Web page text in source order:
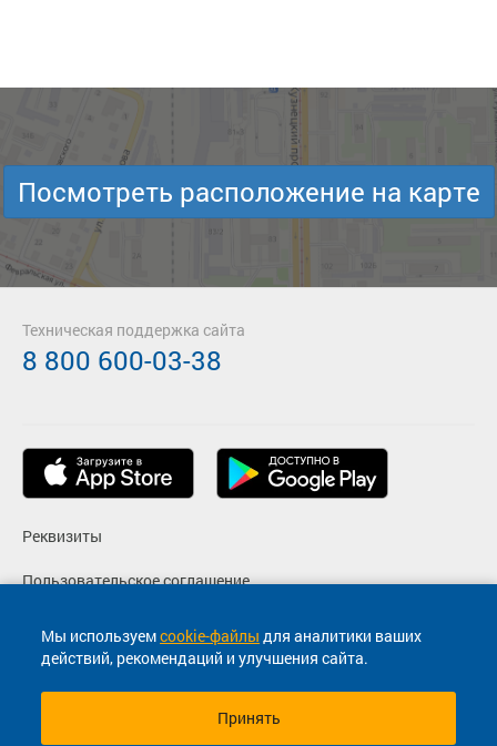
Мы используемcookie-файлы для аналитики ваших
действий, рекомендаций и улучшения сайта.
Принять
Посмотреть расположение на карте
Реквизиты
Пользовательское соглашение
Политика конфиденциальности
Согласие на маркетинговые сообщения
Техническая поддержка сайта
8 800 600-03-38
© 2013-2026, ООО "Капитал"- Онлайн сервис продажи